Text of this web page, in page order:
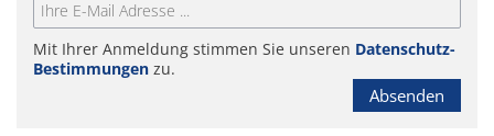
Mit Ihrer Anmeldung stimmen Sie unseren Datenschutz-
Bestimmungen zu.
Absenden